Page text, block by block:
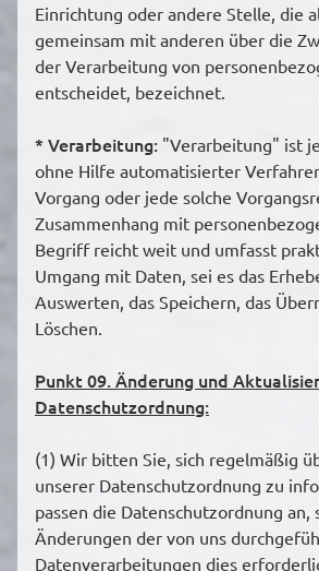
Einrichtung oder andere Stelle, die
gemeinsam mit anderen über die
der Verarbeitung von
entscheidet, bezeichnet.
* Verarbeitung: "Verarbeitung" ist
ohne Hilfe automatisierter
Vorgang oder jede solche
Zusammenhang mit
Begriff reicht weit und umfasst
Umgang mit Daten, sei es das
Auswerten, das Speichern, das
Löschen.
Punkt 09. Änderung und
Datenschutzordnung:
(1) Wir bitten Sie, sich regelmäßig
unserer Datenschutzordnung zu
passen die Datenschutzordnung an,
Änderungen der von uns
Datenverarbeitungen dies